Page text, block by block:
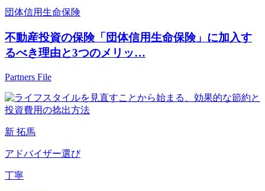
団体信用生命保険
不動産投資の保険「団体信用生命保険」に加入す
るべき理由と3つのメリッ…
Partners File
新 拓馬
アドバイザー選び
丁寧